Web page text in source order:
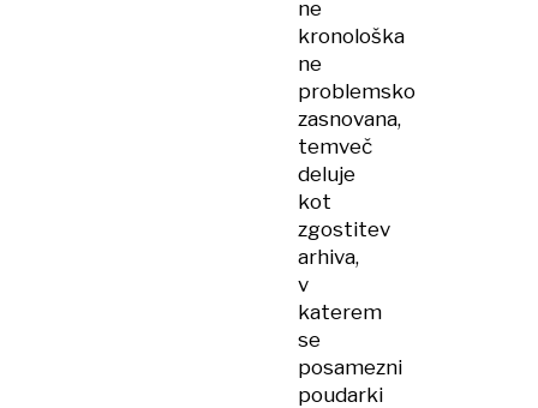
ne
kronološka
ne
problemsko
zasnovana,
temveč
deluje
kot
zgostitev
arhiva,
v
katerem
se
posamezni
poudarki